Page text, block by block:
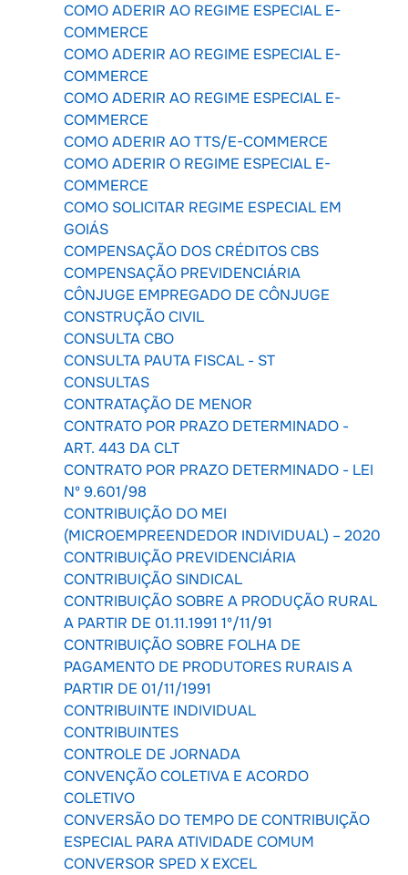
COMO ADERIR AO REGIME ESPECIAL E-
COMMERCE
COMO ADERIR AO REGIME ESPECIAL E-
COMMERCE
COMO ADERIR AO REGIME ESPECIAL E-
COMMERCE
COMO ADERIR AO TTS/E-COMMERCE
COMO ADERIR O REGIME ESPECIAL E-
COMMERCE
COMO SOLICITAR REGIME ESPECIAL EM
GOIÁS
COMPENSAÇÃO DOS CRÉDITOS CBS
COMPENSAÇÃO PREVIDENCIÁRIA
CÔNJUGE EMPREGADO DE CÔNJUGE
CONSTRUÇÃO CIVIL
CONSULTA CBO
CONSULTA PAUTA FISCAL - ST
CONSULTAS
CONTRATAÇÃO DE MENOR
CONTRATO POR PRAZO DETERMINADO -
ART. 443 DA CLT
CONTRATO POR PRAZO DETERMINADO - LEI
Nº 9.601/98
CONTRIBUIÇÃO DO MEI
(MICROEMPREENDEDOR INDIVIDUAL) – 2020
CONTRIBUIÇÃO PREVIDENCIÁRIA
CONTRIBUIÇÃO SINDICAL
CONTRIBUIÇÃO SOBRE A PRODUÇÃO RURAL
A PARTIR DE 01.11.1991 1º/11/91
CONTRIBUIÇÃO SOBRE FOLHA DE
PAGAMENTO DE PRODUTORES RURAIS A
PARTIR DE 01/11/1991
CONTRIBUINTE INDIVIDUAL
CONTRIBUINTES
CONTROLE DE JORNADA
CONVENÇÃO COLETIVA E ACORDO
COLETIVO
CONVERSÃO DO TEMPO DE CONTRIBUIÇÃO
ESPECIAL PARA ATIVIDADE COMUM
CONVERSOR SPED X EXCEL